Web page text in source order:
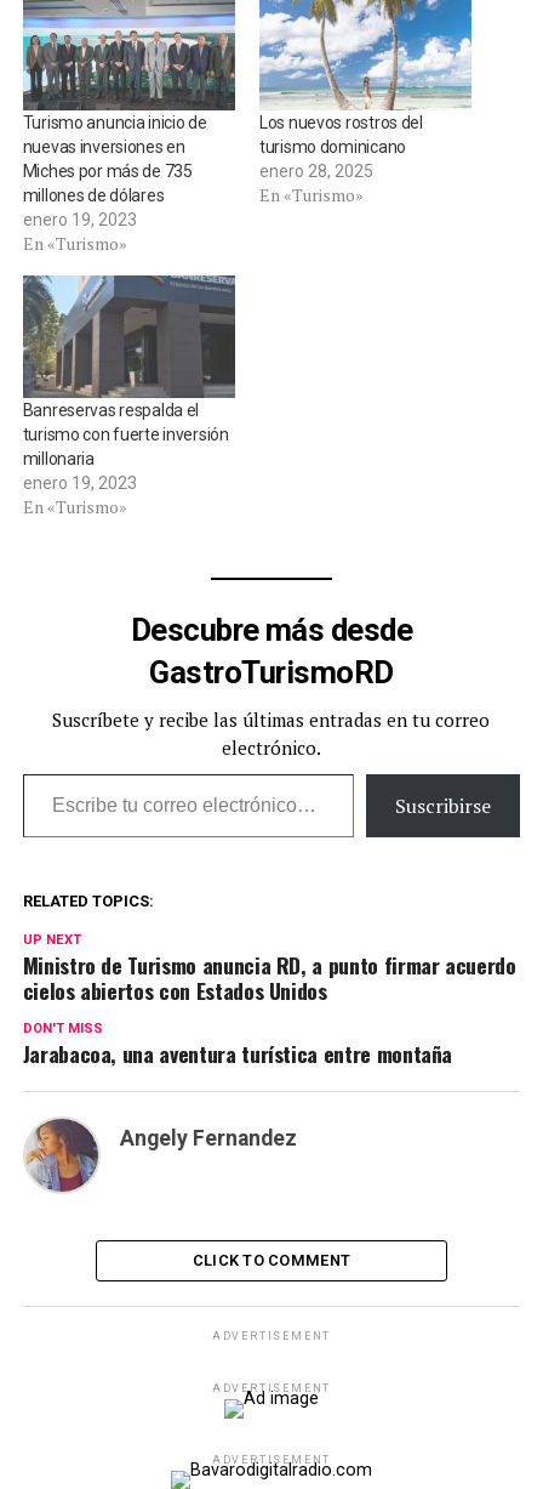
Turismo anuncia inicio de
nuevas inversiones en
Miches por más de 735
millones de dólares
enero 19, 2023
En «Turismo»
Los nuevos rostros del
turismo dominicano
enero 28, 2025
En «Turismo»
Banreservas respalda el
turismo con fuerte inversión
millonaria
enero 19, 2023
En «Turismo»
Descubre más desde
GastroTurismoRD
Suscríbete y recibe las últimas entradas en tu correo
electrónico.
Escribe tu correo electrónico…
Suscribirse
RELATED TOPICS:
UP NEXT
Ministro de Turismo anuncia RD, a punto firmar acuerdo
cielos abiertos con Estados Unidos
DON'T MISS
Jarabacoa, una aventura turística entre montaña
Angely Fernandez
CLICK TO COMMENT
ADVERTISEMENT
ADVERTISEMENT
ADVERTISEMENT